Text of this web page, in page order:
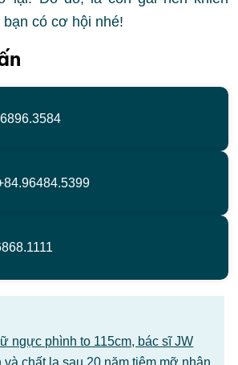
có cơ hội nhé!
ngực phình to 115cm, bác sĩ JW
và chất lạ sau 20 năm tiêm mỡ nhân